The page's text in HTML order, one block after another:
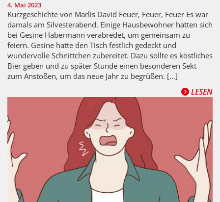
4. Mai 2023
Kurzgeschichte von Marlis David Feuer, Feuer, Feuer Es war
damals am Silvesterabend. Einige Hausbewohner hatten sich
bei Gesine Habermann verabredet, um gemeinsam zu
feiern. Gesine hatte den Tisch festlich gedeckt und
wundervolle Schnittchen zubereitet. Dazu sollte es köstliches
Bier geben und zu später Stunde einen besonderen Sekt
zum Anstoßen, um das neue Jahr zu begrüßen. […]
LESEN